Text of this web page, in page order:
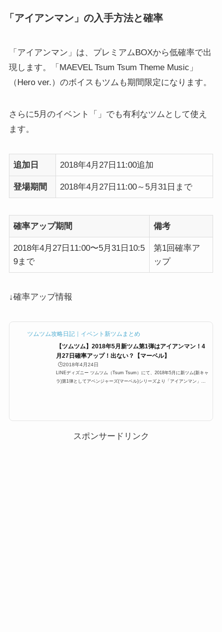
「アイアンマン」の入手方法と確率
「アイアンマン」は、プレミアムBOXから低確率で出
現します。「MAEVEL Tsum Tsum Theme Music」
（Hero ver.）のボイスもツムも期間限定になります。
さらに5月のイベント「」でも有利なツムとして使え
ます。
追加日 2018年4月27日11:00追加
登場期間 2018年4月27日11:00～5月31日まで
確率アップ期間 備考
2018年4月27日11:00〜5月31日10:5
9まで
第1回確率ア
ップ
↓確率アップ情報
ツムツム攻略日記｜イベント新ツムまとめ
【ツムツム】2018年5月新ツム第1弾はアイアンマン！4
月27日確率アップ！出ない？【マーベル】
🕒️2018年4月24日
LINEディズニー ツムツム（Tsum Tsum）にて、2018年5月に新ツム(新キャ
ラ)第1弾としてアベンジャーズ(マーベル)シリーズより「アイアンマン」が
加です。 また、LINE LIVE...
スポンサードリンク